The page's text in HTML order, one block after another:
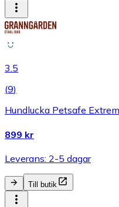
3.5
(9)
Hundlucka Petsafe
899 kr
Leverans: 2-5 dagar
Till butik